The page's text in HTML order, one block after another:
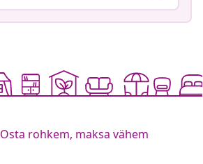
Osta rohkem, maksa vähem